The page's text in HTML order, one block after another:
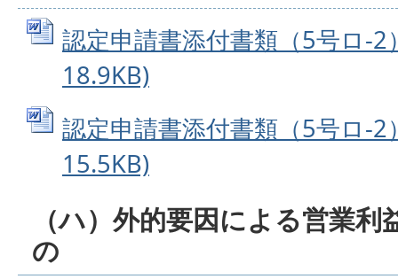
認定申請書添付書類（5号ロ-
18.9KB)
認定申請書添付書類（5号ロ-
15.5KB)
（ハ）外的要因による営業
の